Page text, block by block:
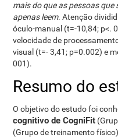
mais do que as pessoas
apenas leem. Atenção
óculo-manual (t=-10,84; p<.
velocidade de
visual (t=- 3,41; p=0.002) e
001).
Resumo do
O objetivo do estudo foi
cognitivo de CogniFit
(Grupo de treinamento